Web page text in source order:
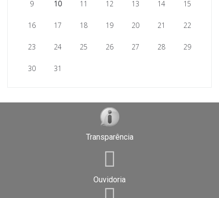
9 10 11 12 13 14 15
16 17 18 19 20 21 22
23 24 25 26 27 28 29
30 31
Transparência
Ouvidoria